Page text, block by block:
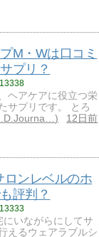
M・Wは口コミ
プリ？
ヘアケアに役立つ栄
サプリです。 とろ
12日前
ロンレベルのホ
評判？
にいながらにしてサ
えるウェアラブルシ